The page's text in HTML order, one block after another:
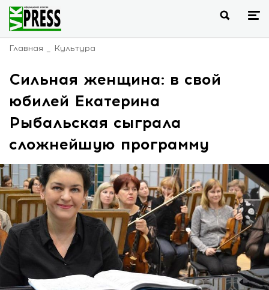
Главная Культура
Сильная женщина: в свой
юбилей Екатерина
Рыбальская сыграла
сложнейшую программу